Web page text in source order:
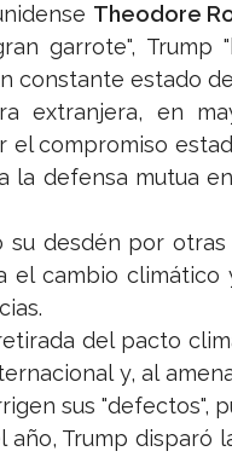
Theodore
garrote",
constante estado
extranjera, en
el compromiso
la defensa mutua
su desdén por
el cambio
del pacto
y, al
sus "defectos",
año, Trump disparó